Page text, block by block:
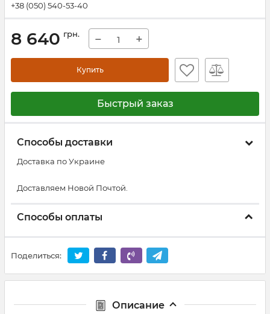
+38 (050) 540-53-40
8 640 грн. − +
Купить
Быстрый заказ
Способы доставки
Доставка по Украине
Доставляем Новой Почтой.
Способы оплаты
Поделиться:
Описание